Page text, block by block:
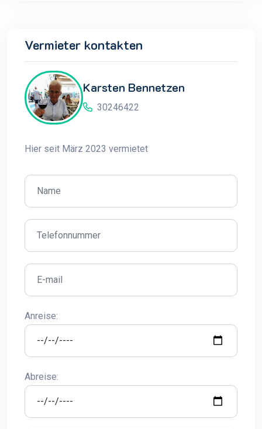
Vermieter kontakten
Karsten Bennetzen
30246422
Hier seit März 2023 vermietet
Anreise:
Abreise: